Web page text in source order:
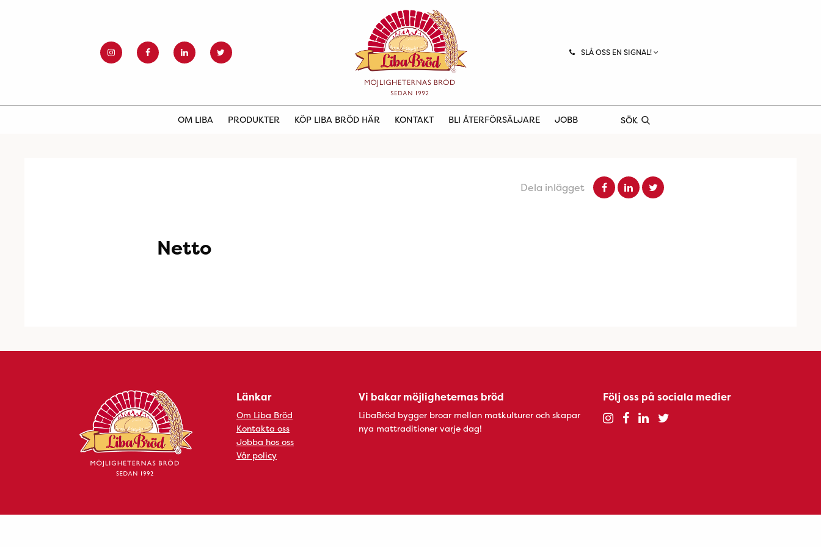
SLÅ OSS EN SIGNAL!
OM LIBA PRODUKTER KÖP LIBA BRÖD HÄR KONTAKT BLI ÅTERFÖRSÄLJARE JOBB SÖK
Dela inlägget
Netto
Länkar
Om Liba Bröd
Kontakta oss
Jobba hos oss
Vår policy
Vi bakar möjligheternas bröd
LibaBröd bygger broar mellan matkulturer och skapar
nya mattraditioner varje dag!
Följ oss på sociala medier